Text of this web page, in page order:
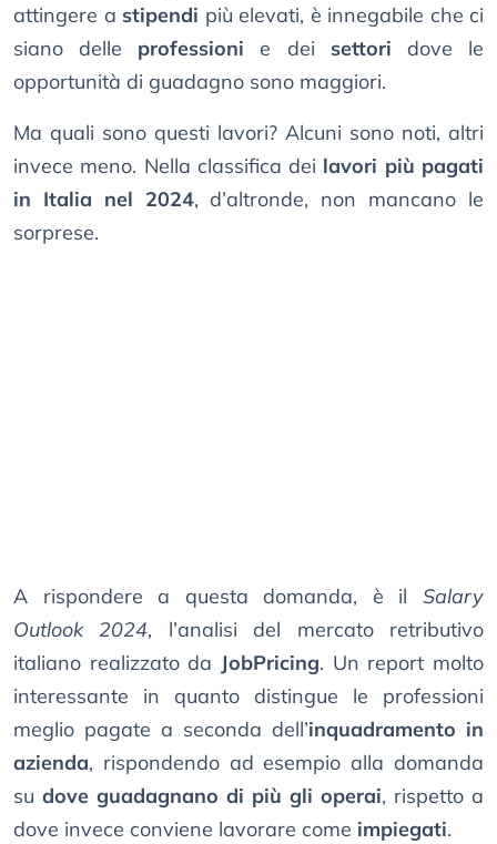
attingere a stipendi più elevati, è innegabile che ci
siano delle professioni e dei settori dove le
opportunità di guadagno sono maggiori.
Ma quali sono questi lavori? Alcuni sono noti, altri
invece meno. Nella classifica dei lavori più pagati
in Italia nel 2024, d’altronde, non mancano le
sorprese.
A rispondere a questa domanda, è il Salary
Outlook 2024, l’analisi del mercato retributivo
italiano realizzato da JobPricing. Un report molto
interessante in quanto distingue le professioni
meglio pagate a seconda dell’inquadramento in
azienda, rispondendo ad esempio alla domanda
su dove guadagnano di più gli operai, rispetto a
dove invece conviene lavorare come impiegati.